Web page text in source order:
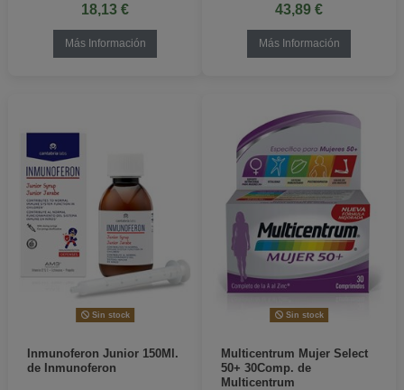
18,13 €
Más Información
43,89 €
Más Información
Sin stock
Inmunoferon Junior 150Ml.
de Inmunoferon
Sin stock
Multicentrum Mujer Select
50+ 30Comp. de
Multicentrum